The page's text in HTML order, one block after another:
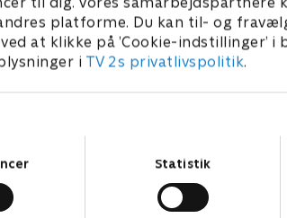
platforme. Du kan til- og
at klikke på ’Cookie-indstillinger’ i
i TV 2s privatlivspolitik.
Statistik